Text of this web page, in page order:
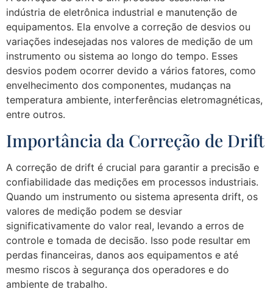
indústria de eletrônica industrial e manutenção de
equipamentos. Ela envolve a correção de desvios ou
variações indesejadas nos valores de medição de um
instrumento ou sistema ao longo do tempo. Esses
desvios podem ocorrer devido a vários fatores, como
envelhecimento dos componentes, mudanças na
temperatura ambiente, interferências eletromagnéticas,
entre outros.
Importância da Correção de Drift
A correção de drift é crucial para garantir a precisão e
confiabilidade das medições em processos industriais.
Quando um instrumento ou sistema apresenta drift, os
valores de medição podem se desviar
significativamente do valor real, levando a erros de
controle e tomada de decisão. Isso pode resultar em
perdas financeiras, danos aos equipamentos e até
mesmo riscos à segurança dos operadores e do
ambiente de trabalho.